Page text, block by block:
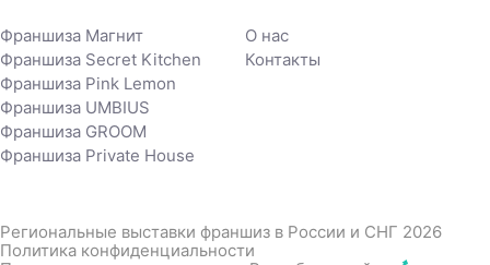
Франшиза Магнит
Франшиза Secret Kitchen
Франшиза Pink Lemon
Франшиза UMBIUS
Франшиза GROOM
Франшиза Private House
О нас
Контакты
Региональные выставки франшиз в России и СНГ 2026
Политика конфиденциальности